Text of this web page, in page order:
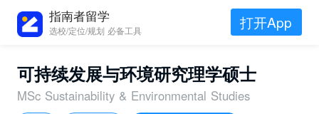
指南者留学
选校/定位/规划 必备工具 打开App
可持续发展与环境研究理学硕士
MSc Sustainability & Environmental Studies